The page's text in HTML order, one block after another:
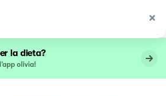
la dieta?
olivia!